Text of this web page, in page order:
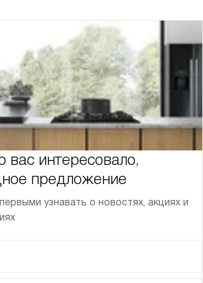
интересовало,
предложение
узнавать о новостях, акциях и